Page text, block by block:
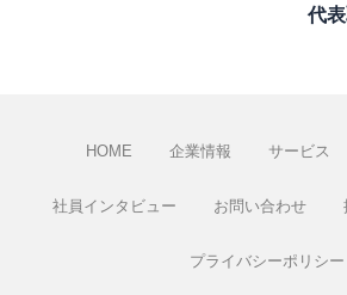
代
HOME 企業情報 サービス
社員インタビュー お問い合わせ
プライバシーポリシー